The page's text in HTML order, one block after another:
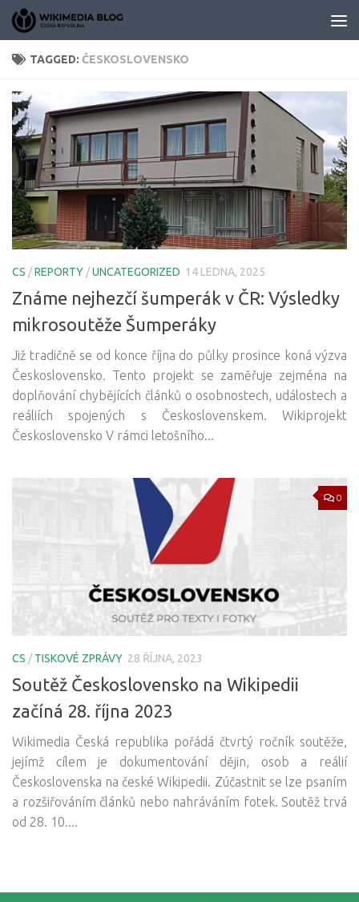
Skip to content
TAGGED: ČESKOSLOVENSKO
CS /REPORTY /UNCATEGORIZED 14 LEDNA, 2025
Známe nejhezčí šumperák v ČR: Výsledky
mikrosoutěže Šumperáky
Již tradičně se od konce října do půlky prosince koná výzva
Československo. Tento projekt se zaměřuje zejména na
doplňování chybějících článků o osobnostech, událostech a
reáliích spojených s Československem. Wikiprojekt
Československo V rámci letošního...
0
CS /TISKOVÉ ZPRÁVY 28 ŘÍJNA, 2023
Soutěž Československo na Wikipedii
začíná 28. října 2023
Wikimedia Česká republika pořádá čtvrtý ročník soutěže,
jejímž cílem je dokumentování dějin, osob a reálií
Československa na české Wikipedii. Zúčastnit se lze psaním
a rozšiřováním článků nebo nahráváním fotek. Soutěž trvá
od 28. 10....